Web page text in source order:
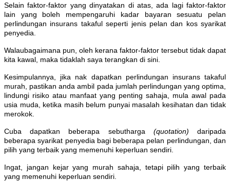
Selain faktor-faktor yang dinyatakan di atas, ada lagi faktor-faktor
lain yang boleh mempengaruhi kadar bayaran sesuatu pelan
perlindungan insurans takaful seperti jenis pelan dan kos syarikat
penyedia.
Walaubagaimana pun, oleh kerana faktor-faktor tersebut tidak dapat
kita kawal, maka tidaklah saya terangkan di sini.
Kesimpulannya, jika nak dapatkan perlindungan insurans takaful
murah, pastikan anda ambil pada jumlah perlindungan yang optima,
lindungi risiko atau manfaat yang penting sahaja, mula awal pada
usia muda, ketika masih belum punyai masalah kesihatan dan tidak
merokok.
Cuba dapatkan beberapa sebutharga (quotation) daripada
beberapa syarikat penyedia bagi beberapa pelan perlindungan, dan
pilih yang terbaik yang memenuhi keperluan sendiri.
Ingat, jangan kejar yang murah sahaja, tetapi pilih yang terbaik
yang memenuhi keperluan sendiri.